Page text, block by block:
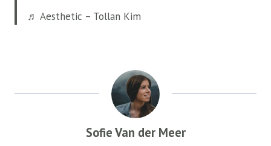
♬ Aesthetic – Tollan Kim
Sofie Van der Meer